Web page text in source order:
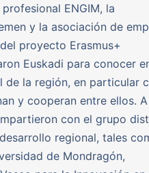
ENGIM, la
y la asociación de
proyecto Erasmus+
Euskadi para conocer
la región, en particular
y cooperan entre ellos.
con el grupo
regional, tales
de Mondragón,